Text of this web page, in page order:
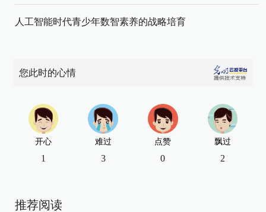
人工智能时代青少年数智素养的战略培育
您此时的心情
开心
1
难过
3
点赞
0
飘过
2
推荐阅读